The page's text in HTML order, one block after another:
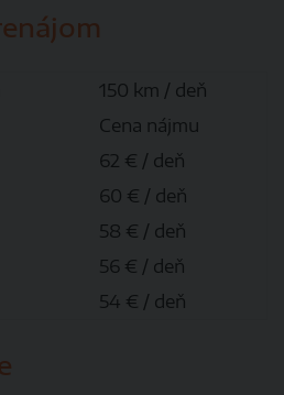
150 km / deň
Cena nájmu
62 € / deň
60 € / deň
58 € / deň
56 € / deň
54 € / deň